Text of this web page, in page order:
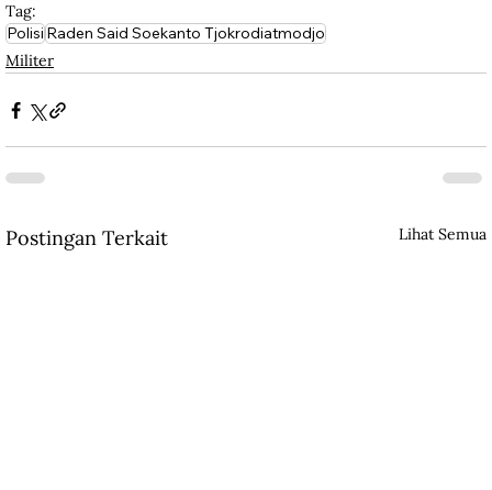
Tag:
PolisiRaden Said Soekanto Tjokrodiatmodjo
Militer
Postingan Terkait Lihat Semua